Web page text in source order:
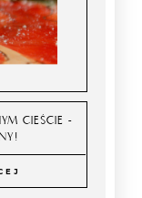
CIEŚCIE -